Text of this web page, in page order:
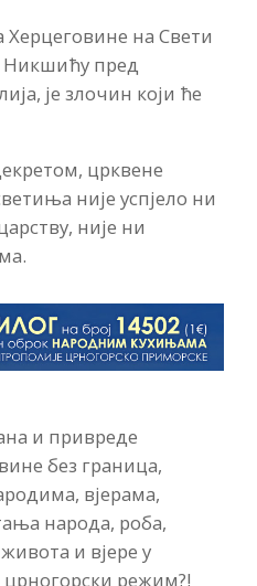
Херцеговине на Свети
Никшићу пред
је злочин који ће
црквене
није успјело ни
није ни
и привреде
без граница,
вјерама,
народа, роба,
и вјере у
режим?!